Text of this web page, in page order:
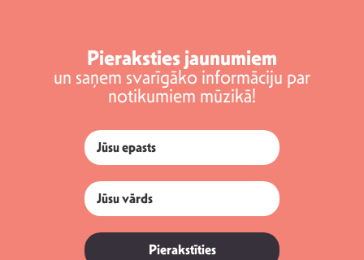
Pieraksties jaunumiem
un saņem svarīgāko informāciju par
notikumiem mūzikā!
Pierakstīties